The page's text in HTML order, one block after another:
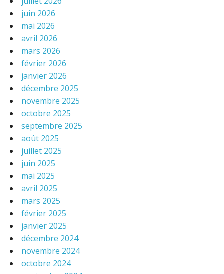
juin 2026
mai 2026
avril 2026
mars 2026
février 2026
janvier 2026
décembre 2025
novembre 2025
octobre 2025
septembre 2025
août 2025
juillet 2025
juin 2025
mai 2025
avril 2025
mars 2025
février 2025
janvier 2025
décembre 2024
novembre 2024
octobre 2024